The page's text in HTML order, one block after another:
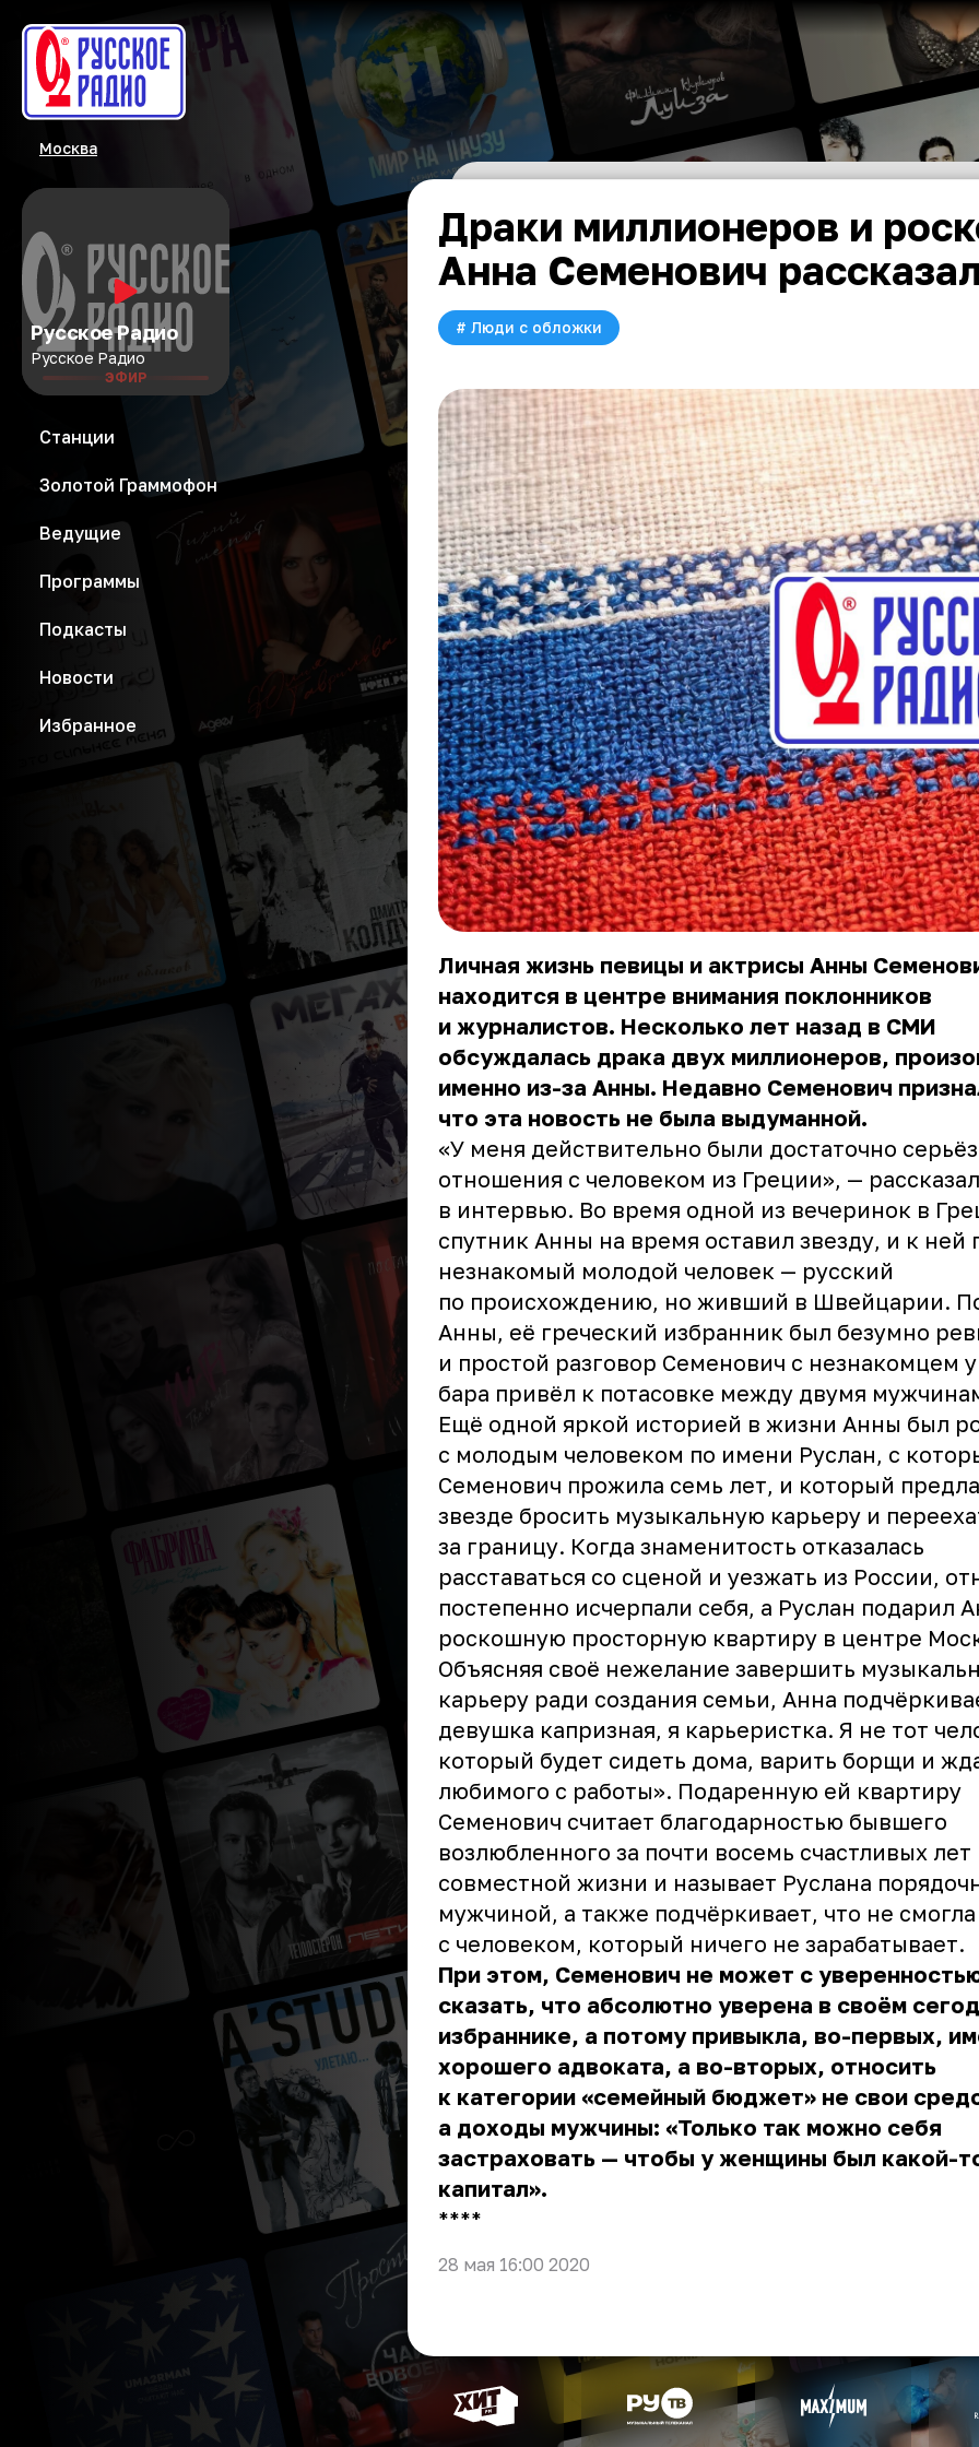
Москва
Русское Радио
Русское Радио
ЭФИР
Станции
Золотой Граммофон
Ведущие
Программы
Подкасты
Новости
Избранное
Драки миллионеров и
Анна Семенович
# Люди с обложки
Личная жизнь певицы и актрисы Анны
находится в центре внимания поклонников
и журналистов. Несколько лет назад в СМИ
обсуждалась драка двух миллионеров,
именно из-за Анны. Недавно Семенович
что эта новость не была выдуманной.
«У меня действительно были достаточно
отношения с человеком из Греции», —
в интервью. Во время одной из вечеринок в
спутник Анны на время оставил звезду, и к ней
незнакомый молодой человек — русский
по происхождению, но живший в Швейцарии.
Анны, её греческий избранник был безумно
и простой разговор Семенович с незнакомцем
бара привёл к потасовке между двумя
Ещё одной яркой историей в жизни Анны был
с молодым человеком по имени Руслан, с
Семенович прожила семь лет, и который
звезде бросить музыкальную карьеру и
за границу. Когда знаменитость отказалась
расставаться со сценой и уезжать из России,
постепенно исчерпали себя, а Руслан подарил
роскошную просторную квартиру в центре
Объясняя своё нежелание завершить
карьеру ради создания семьи, Анна
девушка капризная, я карьеристка. Я не тот
который будет сидеть дома, варить борщи и
любимого с работы». Подаренную ей квартиру
Семенович считает благодарностью бывшего
возлюбленного за почти восемь счастливых лет
совместной жизни и называет Руслана
мужчиной, а также подчёркивает, что не
с человеком, который ничего не зарабатывает.
При этом, Семенович не может с
сказать, что абсолютно уверена в своём
избраннике, а потому привыкла, во-первых,
хорошего адвоката, а во-вторых, относить
к категории «семейный бюджет» не свои
а доходы мужчины: «Только так можно себя
застраховать — чтобы у женщины был какой-
капитал».
** **
28 мая 16:00 2020